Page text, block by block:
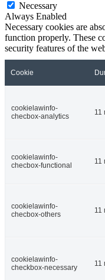
Necessary
Always Enabled
Necessary cookies are
function properly. These
security features of the
Cookie
cookielawinfo-
checbox-analytics
11
cookielawinfo-
checbox-functional
11
cookielawinfo-
checbox-others
11
cookielawinfo-
checkbox-necessary
11